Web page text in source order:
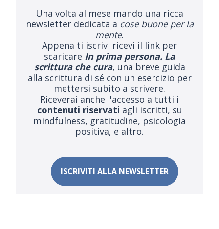
Una volta al mese mando una ricca
newsletter dedicata a cose buone per la
mente.
Appena ti iscrivi ricevi il link per
scaricare In prima persona. La
scrittura che cura, una breve guida
alla scrittura di sé con un esercizio per
mettersi subito a scrivere.
Riceverai anche l'accesso a tutti i
contenuti riservati agli iscritti, su
mindfulness, gratitudine, psicologia
positiva, e altro.
ISCRIVITI ALLA NEWSLETTER